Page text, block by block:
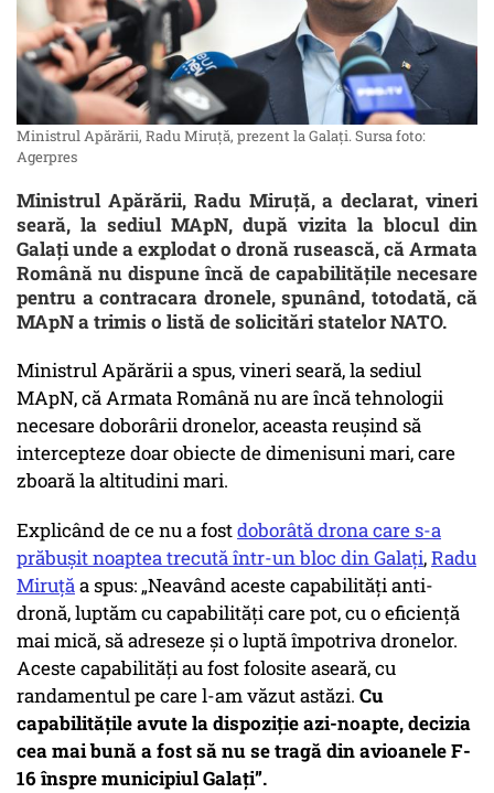
Ministrul Apărării, Radu Miruță, prezent la Galați. Sursa foto:
Agerpres
Ministrul Apărării, Radu Miruță, a declarat, vineri
seară, la sediul MApN, după vizita la blocul din
Galați unde a explodat o dronă rusească, că Armata
Română nu dispune încă de capabilitățile necesare
pentru a contracara dronele, spunând, totodată, că
MApN a trimis o listă de solicitări statelor NATO.
Ministrul Apărării a spus, vineri seară, la sediul
MApN, că Armata Română nu are încă tehnologii
necesare doborârii dronelor, aceasta reușind să
intercepteze doar obiecte de dimenisuni mari, care
zboară la altitudini mari.
Explicând de ce nu a fostdoborâtă drona care s-a
prăbușit noaptea trecută într-un bloc din Galați,Radu
Miruțăa spus: „Neavând aceste capabilități anti-
dronă, luptăm cu capabilități care pot, cu o eficiență
mai mică, să adreseze și o luptă împotriva dronelor.
Aceste capabilități au fost folosite aseară, cu
randamentul pe care l-am văzut astăzi. Cu
capabilitățile avute la dispoziție azi-noapte, decizia
cea mai bună a fost să nu se tragă din avioanele F-
16 înspre municipiul Galați”.